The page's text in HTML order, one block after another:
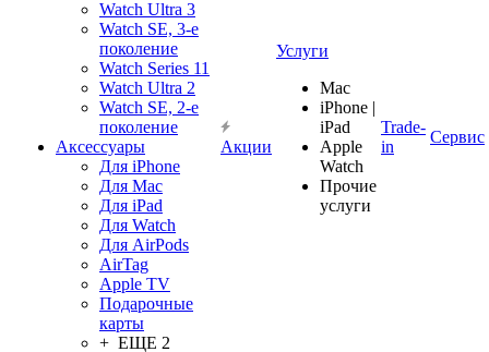
Watch Ultra 3
Watch SE, 3-е
поколение
Watch Series 11
Watch Ultra 2
Watch SE, 2-е
поколение
Аксессуары
Для iPhone
Для Mac
Для iPad
Для Watch
Для AirPods
AirTag
Apple TV
Подарочные
карты
+ ЕЩЕ 2
Акции
Услуги
Mac
iPhone |
iPad
Apple
Watch
Прочие
услуги
Trade-
in
Сервис